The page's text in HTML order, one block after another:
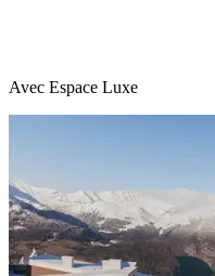
Avec Espace Luxe